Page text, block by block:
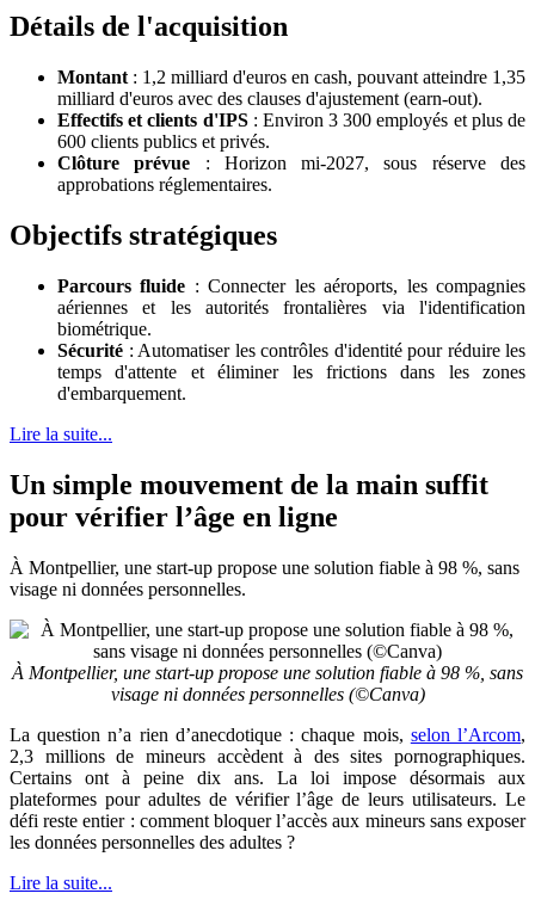
Détails de l'acquisition
Montant : 1,2 milliard d'euros en cash, pouvant atteindre 1,35
milliard d'euros avec des clauses d'ajustement (earn-out).
Effectifs et clients d'IPS: Environ 3 300 employés et plus de
600 clients publics et privés.
Clôture prévue : Horizon mi-2027, sous réserve des
approbations réglementaires.
Objectifs stratégiques
Parcours fluide : Connecter les aéroports, les compagnies
aériennes et les autorités frontalières via l'identification
biométrique.
Sécurité : Automatiser les contrôles d'identité pour réduire les
temps d'attente et éliminer les frictions dans les zones
d'embarquement.
Lire la suite...
Un simple mouvement de la main suffit
pour vérifier l’âge en ligne
À Montpellier, une start-up propose une solution fiable à 98 %, sans
visage ni données personnelles.
À Montpellier, une start-up propose une solution fiable à 98 %, sans
visage ni données personnelles (©Canva)
La question n’a rien d’anecdotique : chaque mois, selon l’Arcom,
2,3 millions de mineurs accèdent à des sites pornographiques.
Certains ont à peine dix ans. La loi impose désormais aux
plateformes pour adultes de vérifier l’âge de leurs utilisateurs. Le
défi reste entier : comment bloquer l’accès aux mineurs sans exposer
les données personnelles des adultes ?
Lire la suite...